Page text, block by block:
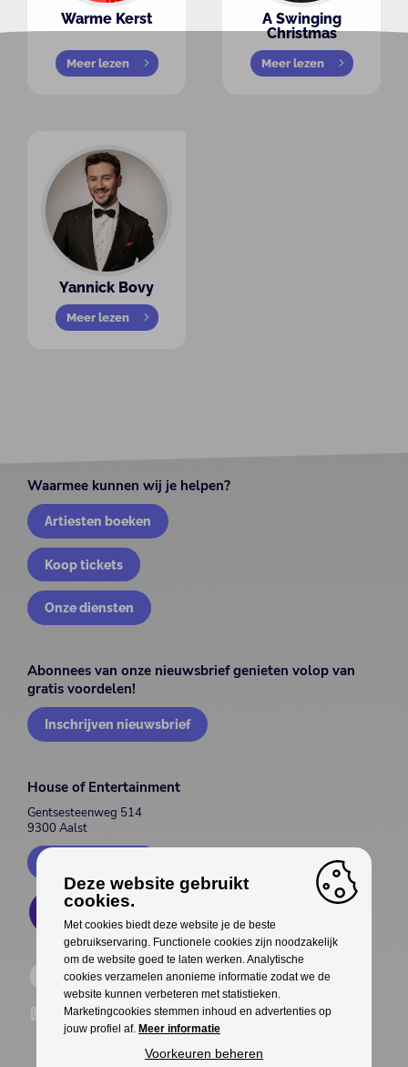
Warme Kerst
Meer lezen
A Swinging
Christmas
Meer lezen
Yannick Bovy
Meer lezen
Waarmee kunnen wij je helpen?
Artiesten boeken
Koop tickets
Onze diensten
Abonnees van onze nieuwsbrief genieten volop van
gratis voordelen!
Inschrijven nieuwsbrief
House of Entertainment
Gentsesteenweg 514
9300 Aalst
Deze website gebruikt
cookies.
Met cookies biedt deze website je de beste
gebruikservaring. Functionele cookies zijn noodzakelijk
om de website goed te laten werken. Analytische
cookies verzamelen anonieme informatie zodat we de
website kunnen verbeteren met statistieken.
Marketingcookies stemmen inhoud en advertenties op
jouw profiel af. Meer informatie
Voorkeuren beheren